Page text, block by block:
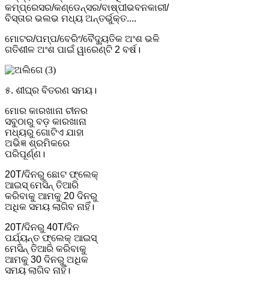
କମ୍ପ୍ରେସର/କଣ୍ଡେନ୍ସର/ବାଷ୍ପୀଭବନକାରୀ/
ବିସ୍ତାର ଭଲଭ ମଧ୍ୟ ଅନ୍ତର୍ଭୁକ୍ତ....
ମୋଟର/ପମ୍ପ/ବେରିଂ/ବୈଦ୍ୟୁତିକ ଅଂଶ ଭଳି
ଗତିଶୀଳ ଅଂଶ ପାଇଁ ୱାରେଣ୍ଟି 2 ବର୍ଷ।
୫. ଶୀଘ୍ର ବିତରଣ ସମୟ।
ମୋର କାରଖାନା ଚୀନର
ସବୁଠାରୁ ବଡ଼ କାରଖାନା
ମଧ୍ୟରୁ ଗୋଟିଏ ଯାହା
ଅଭିଜ୍ଞ ଶ୍ରମିକରେ
ପରିପୂର୍ଣ୍ଣ।
20T/ଦିନରୁ ଛୋଟ ଫ୍ଲେକ୍
ଆଇସ୍ ମେସିନ୍ ତିଆରି
କରିବାକୁ ଆମକୁ 20 ଦିନରୁ
ଅଧିକ ସମୟ ଲାଗିବ ନାହିଁ।
20T/ଦିନରୁ 40T/ଦିନ
ପର୍ଯ୍ୟନ୍ତ ଫ୍ଲେକ୍ ଆଇସ୍
ମେସିନ୍ ତିଆରି କରିବାକୁ
ଆମକୁ 30 ଦିନରୁ ଅଧିକ
ସମୟ ଲାଗିବ ନାହିଁ।